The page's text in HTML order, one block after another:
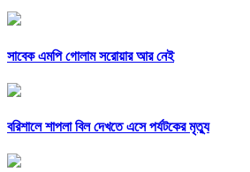
সাবেক এমপি গোলাম সরোয়ার আর নেই
বরিশালে শাপলা বিল দেখতে এসে পর্যটকের মৃত্যু